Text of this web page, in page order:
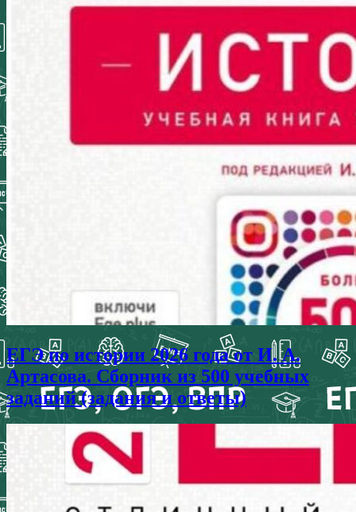
ЕГЭ по истории 2026 года от И. А.
Артасова. Сборник из 500 учебных
заданий (задания и ответы)